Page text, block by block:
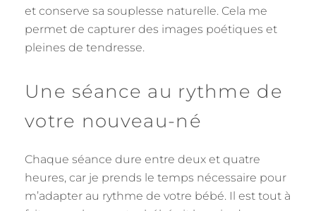
et conserve sa souplesse naturelle. Cela me
permet de capturer des images poétiques et
pleines de tendresse.
Une séance au rythme de
votre nouveau-né
Chaque séance dure entre deux et quatre
heures, car je prends le temps nécessaire pour
m’adapter au rythme de votre bébé. Il est tout à